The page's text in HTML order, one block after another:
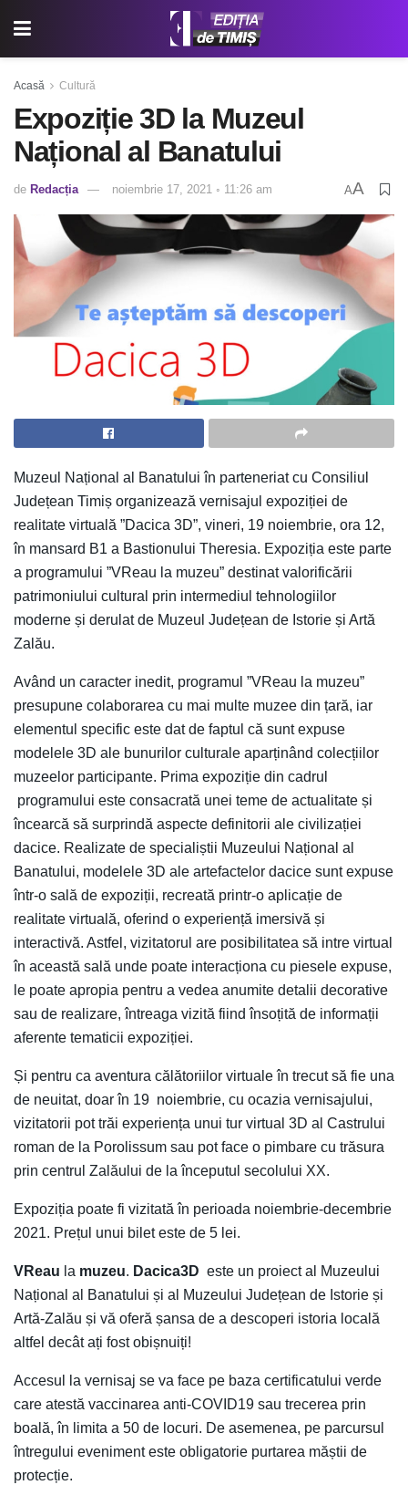
Acasă Cultură
Expoziție 3D la Muzeul
Național al Banatului
de Redacția noiembrie 17, 2021 ◦ 11:26 am AA
Muzeul Național al Banatului în parteneriat cu Consiliul
Județean Timiș organizează vernisajul expoziției de
realitate virtuală ”Dacica 3D”, vineri, 19 noiembrie, ora 12,
în mansard B1 a Bastionului Theresia. Expoziția este parte
a programului ”VReau la muzeu” destinat valorificării
patrimoniului cultural prin intermediul tehnologiilor
moderne și derulat de Muzeul Județean de Istorie și Artă
Zalău.
Având un caracter inedit, programul ”VReau la muzeu”
presupune colaborarea cu mai multe muzee din țară, iar
elementul specific este dat de faptul că sunt expuse
modelele 3D ale bunurilor culturale aparținând colecțiilor
muzeelor participante. Prima expoziție din cadrul
programului este consacrată unei teme de actualitate și
încearcă să surprindă aspecte definitorii ale civilizației
dacice. Realizate de specialiștii Muzeului Național al
Banatului, modelele 3D ale artefactelor dacice sunt expuse
într-o sală de expoziții, recreată printr-o aplicație de
realitate virtuală, oferind o experiență imersivă și
interactivă. Astfel, vizitatorul are posibilitatea să intre virtual
în această sală unde poate interacționa cu piesele expuse,
le poate apropia pentru a vedea anumite detalii decorative
sau de realizare, întreaga vizită fiind însoțită de informații
aferente tematicii expoziției.
Și pentru ca aventura călătoriilor virtuale în trecut să fie una
de neuitat, doar în 19 noiembrie, cu ocazia vernisajului,
vizitatorii pot trăi experiența unui tur virtual 3D al Castrului
roman de la Porolissum sau pot face o pimbare cu trăsura
prin centrul Zalăului de la începutul secolului XX.
Expoziția poate fi vizitată în perioada noiembrie-decembrie
2021. Prețul unui bilet este de 5 lei.
VReau la muzeu. Dacica3D este un proiect al Muzeului
Național al Banatului și al Muzeului Județean de Istorie și
Artă-Zalău și vă oferă șansa de a descoperi istoria locală
altfel decât ați fost obișnuiți!
Accesul la vernisaj se va face pe baza certificatului verde
care atestă vaccinarea anti-COVID19 sau trecerea prin
boală, în limita a 50 de locuri. De asemenea, pe parcursul
întregului eveniment este obligatorie purtarea măștii de
protecție.